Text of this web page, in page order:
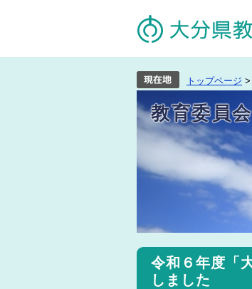
トップページ >
教育委員会
令和６年度「
しました